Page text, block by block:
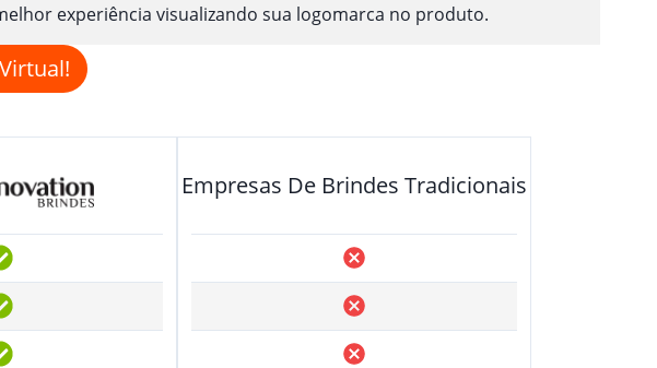
experiência visualizando sua logomarca no produto.
Empresas De Brindes Tradicionais